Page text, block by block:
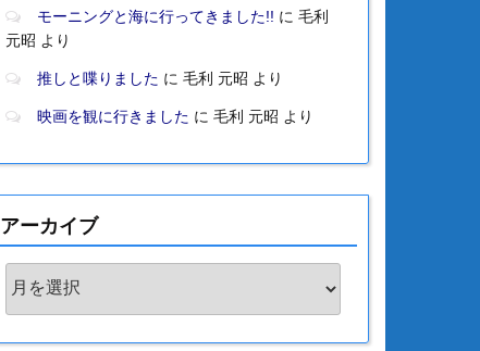
モーニングと海に行ってきました!! に 毛利
元昭 より
推しと喋りました に 毛利 元昭 より
映画を観に行きました に 毛利 元昭 より
アーカイブ
ー
カ
イ